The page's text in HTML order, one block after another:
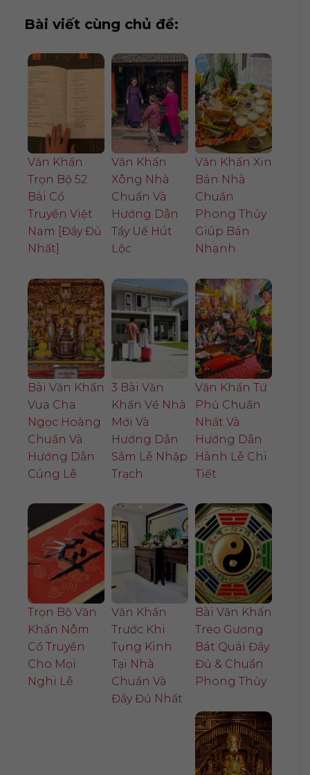
Bài viết cùng chủ đề:
Văn Khấn
Trọn Bộ 52
Bài Cổ
Truyền Việt
Nam [Đầy Đủ
Nhất]
Văn Khấn
Xông Nhà
Chuẩn Và
Hướng Dẫn
Tẩy Uế Hút
Lộc
Văn Khấn Xin
Bán Nhà
Chuẩn
Phong Thủy
Giúp Bán
Nhanh
Bài Văn Khấn
Vua Cha
Ngọc Hoàng
Chuẩn Và
Hướng Dẫn
Cúng Lễ
3 Bài Văn
Khấn Về Nhà
Mới Và
Hướng Dẫn
Sắm Lễ Nhập
Trạch
Văn Khấn Tứ
Phủ Chuẩn
Nhất Và
Hướng Dẫn
Hành Lễ Chi
Tiết
Trọn Bộ Văn
Khấn Nôm
Cổ Truyền
Cho Mọi
Nghi Lễ
Văn Khấn
Trước Khi
Tụng Kinh
Tại Nhà
Chuẩn Và
Đầy Đủ Nhất
Bài Văn Khấn
Treo Gương
Bát Quái Đầy
Đủ & Chuẩn
Phong Thủy